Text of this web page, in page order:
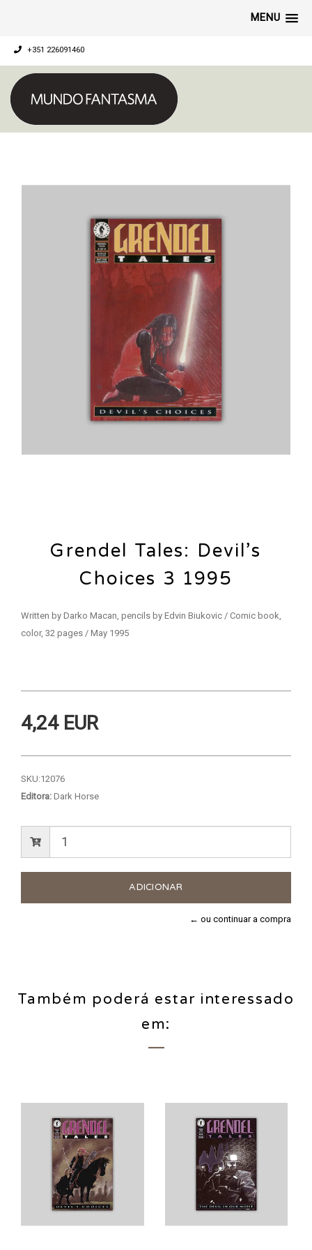
MENU
+351 226091460
Grendel Tales: Devil’s
Choices 3 1995
Written by Darko Macan, pencils by Edvin Biukovic / Comic book,
color, 32 pages / May 1995
4,24 EUR
SKU:12076
Editora: Dark Horse
← ou continuar a compra
Também poderá estar interessado
em: